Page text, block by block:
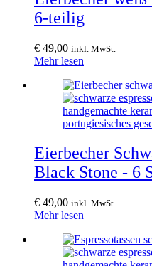
6-teilig
€ 49,00 inkl. MwSt.
Mehr lesen
Eierbecher
Black Stone - 6
€ 49,00 inkl. MwSt.
Mehr lesen